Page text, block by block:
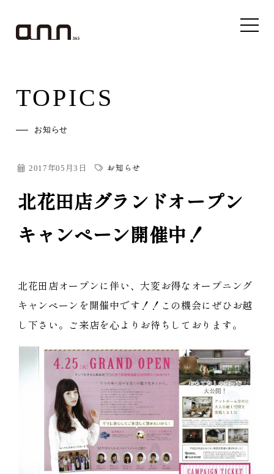
TOPICS
お知らせ
2017年05月3日 お知らせ
北花田店グランドオープン
キャンペーン開催中！
北花田店オープンに伴い、大変お得なオープニング
キャンペーンを開催中です！！この機会にぜひお越
し下さい。ご来店を心よりお待ちしております。